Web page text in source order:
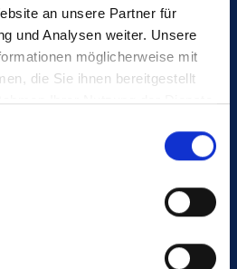
an unsere Partner für
und Analysen weiter. Unsere
möglicherweise mit
die Sie ihnen bereitgestellt
Ihrer Nutzung der Dienste